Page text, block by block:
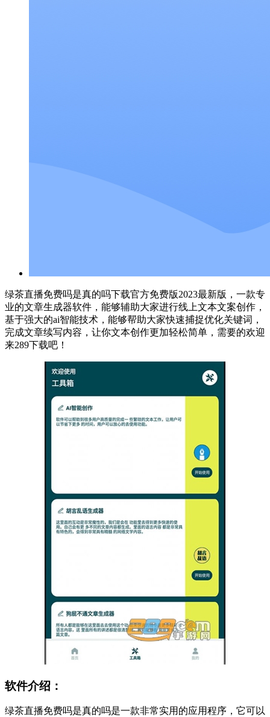
绿茶直播免费吗是真的吗下载官方免费版2023最新版，一款专
业的文章生成器软件，能够辅助大家进行线上文本文案创作，
基于强大的ai智能技术，能够帮助大家快速捕捉优化关键词，
完成文章续写内容，让你文本创作更加轻松简单，需要的欢迎
来289下载吧！
软件介绍：
绿茶直播免费吗是真的吗是一款非常实用的应用程序，它可以